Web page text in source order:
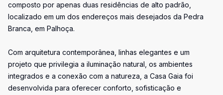
composto por apenas duas residências de alto padrão,
localizado em um dos endereços mais desejados da Pedra
Branca, em Palhoça.
Com arquitetura contemporânea, linhas elegantes e um
projeto que privilegia a iluminação natural, os ambientes
integrados e a conexão com a natureza, a Casa Gaia foi
desenvolvida para oferecer conforto, sofisticação e